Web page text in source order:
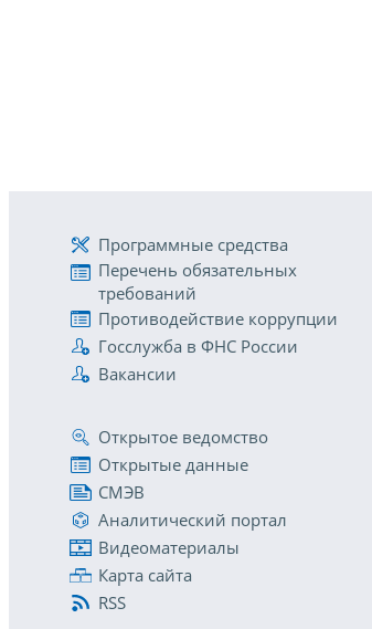
Программные средства
Перечень обязательных
требований
Противодействие коррупции
Госслужба в ФНС России
Вакансии
Открытое ведомство
Открытые данные
СМЭВ
Аналитический портал
Видеоматериалы
Карта сайта
RSS